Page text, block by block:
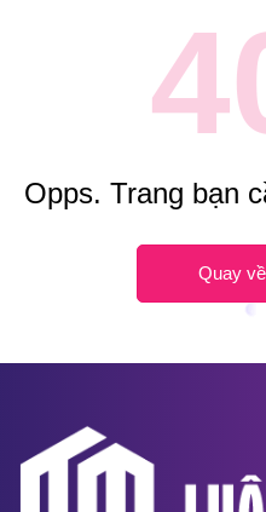
Opps. Trang bạn
Quay